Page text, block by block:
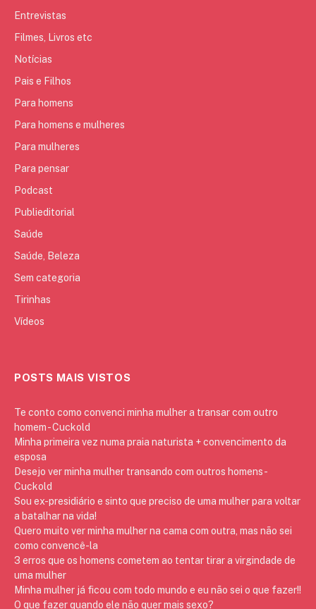
Entrevistas
Filmes, Livros etc
Notícias
Pais e Filhos
Para homens
Para homens e mulheres
Para mulheres
Para pensar
Podcast
Publieditorial
Saúde
Saúde, Beleza
Sem categoria
Tirinhas
Vídeos
POSTS MAIS VISTOS
Te conto como convenci minha mulher a transar com outro
homem - Cuckold
Minha primeira vez numa praia naturista + convencimento da
esposa
Desejo ver minha mulher transando com outros homens -
Cuckold
Sou ex-presidiário e sinto que preciso de uma mulher para voltar
a batalhar na vida!
Quero muito ver minha mulher na cama com outra, mas não sei
como convencê-la
3 erros que os homens cometem ao tentar tirar a virgindade de
uma mulher
Minha mulher já ficou com todo mundo e eu não sei o que fazer!!
O que fazer quando ele não quer mais sexo?